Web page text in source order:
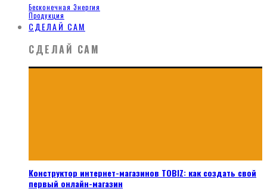
Бесконечная Энергия
Продукция
СДЕЛАЙ САМ
СДЕЛАЙ САМ
Конструктор интернет-магазинов TOBIZ: как создать свой
первый онлайн-магазин